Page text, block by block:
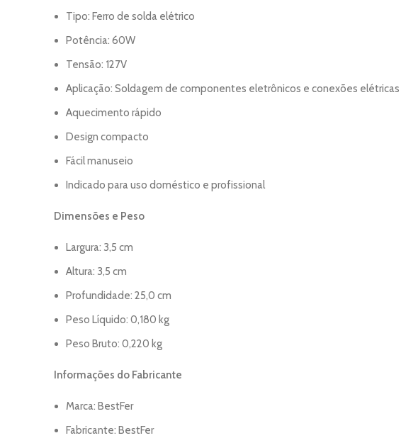
Tipo: Ferro de solda elétrico
Potência: 60W
Tensão: 127V
Aplicação: Soldagem de componentes eletrônicos e conexões elétricas
Aquecimento rápido
Design compacto
Fácil manuseio
Indicado para uso doméstico e profissional
Dimensões e Peso
Largura: 3,5 cm
Altura: 3,5 cm
Profundidade: 25,0 cm
Peso Líquido: 0,180 kg
Peso Bruto: 0,220 kg
Informações do Fabricante
Marca: BestFer
Fabricante: BestFer